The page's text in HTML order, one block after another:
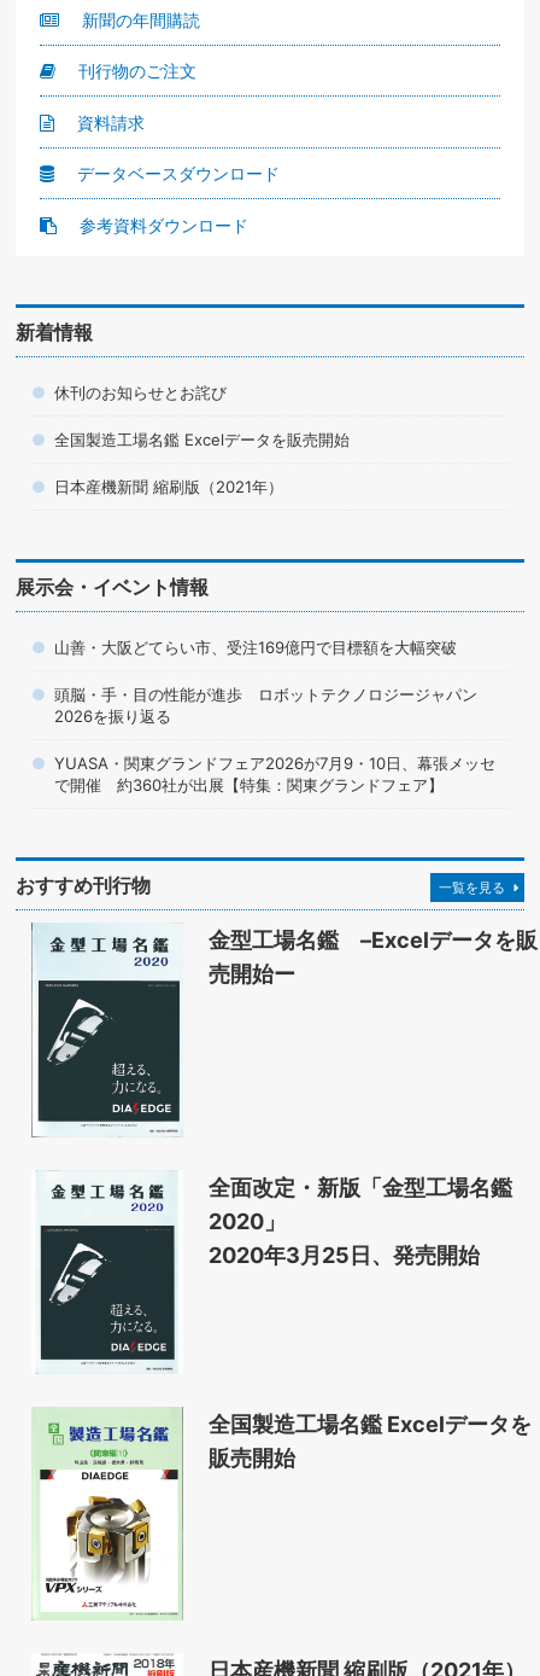
新聞の年間購読
刊行物のご注文
資料請求
データベースダウンロード
参考資料ダウンロード
新着情報
休刊のお知らせとお詫び
全国製造工場名鑑 Excelデータを販売開始
日本産機新聞 縮刷版（2021年）
展示会・イベント情報
山善・大阪どてらい市、受注169億円で目標額を大幅突破
頭脳・手・目の性能が進歩 ロボットテクノロジージャパン
2026を振り返る
YUASA・関東グランドフェア2026が7月9・10日、幕張メッセ
で開催 約360社が出展【特集：関東グランドフェア】
おすすめ刊行物 一覧を見る
金型工場名鑑 –Excelデータを販
売開始ー
全面改定・新版「金型工場名鑑
2020」
2020年3月25日、発売開始
全国製造工場名鑑 Excelデータを
販売開始
日本産機新聞 縮刷版（2021年）